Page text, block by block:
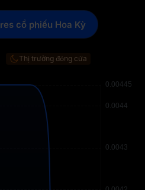
Thị trường đóng cửa
cổ phiếu Hoa Kỳ